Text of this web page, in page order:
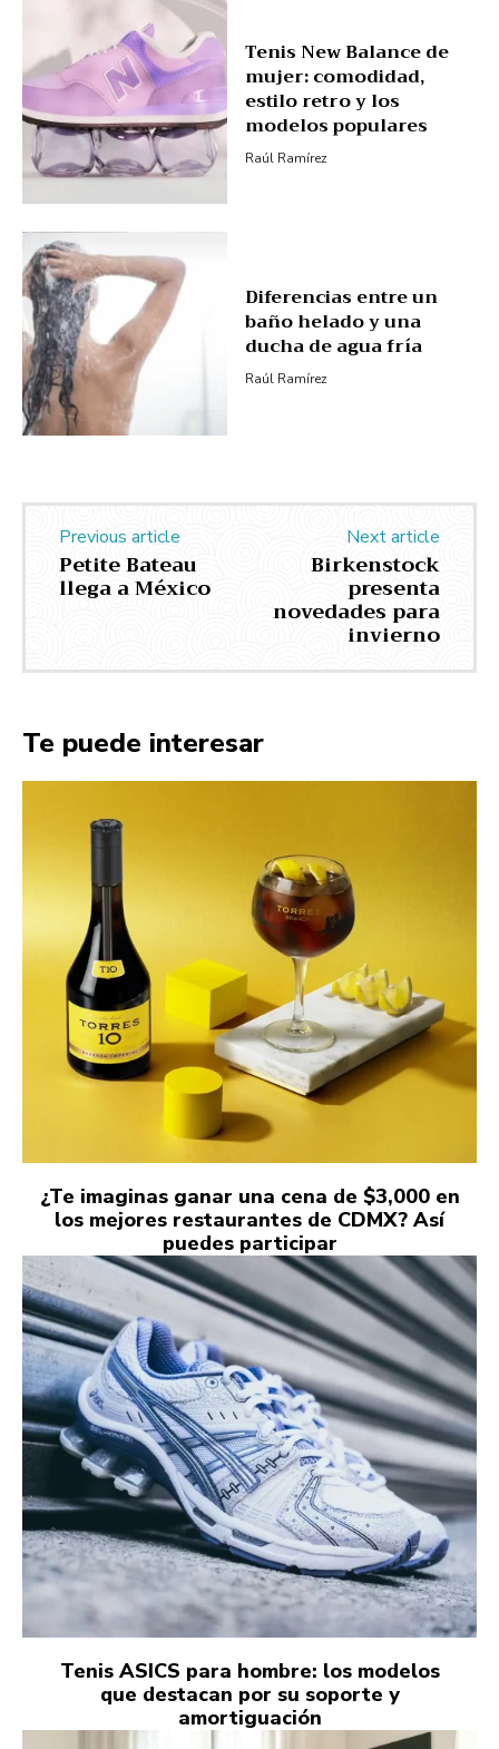
Tenis New Balance de
mujer: comodidad,
estilo retro y los
modelos populares
Raúl Ramírez
Diferencias entre un
baño helado y una
ducha de agua fría
Raúl Ramírez
Previous article
Petite Bateau
llega a México
Next article
Birkenstock
presenta
novedades para
invierno
Te puede interesar
¿Te imaginas ganar una cena de $3,000 en
los mejores restaurantes de CDMX? Así
puedes participar
Tenis ASICS para hombre: los modelos
que destacan por su soporte y
amortiguación